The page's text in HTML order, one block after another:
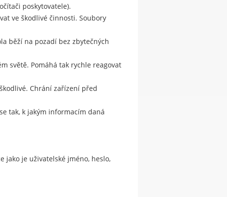
poskytovatele).
ve škodlivé činnosti. Soubory
běží na pozadí bez zbytečných
světě. Pomáhá tak rychle reagovat
Chrání zařízení před
tak, k jakým informacím daná
jako je uživatelské jméno, heslo,